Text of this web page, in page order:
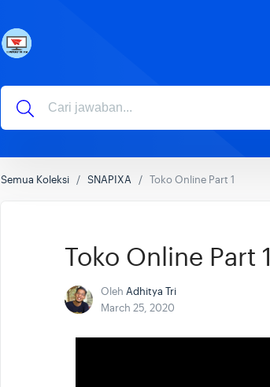
Semua Koleksi SNAPIXA Toko Online Part 1
Toko Online Part 1
Oleh Adhitya Tri
March 25, 2020